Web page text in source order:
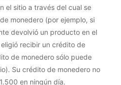
el sitio a través del cual se
monedero (por ejemplo, si
devolvió un producto en el
recibir un crédito de
de monedero sólo puede
Su crédito de monedero no
en ningún día.